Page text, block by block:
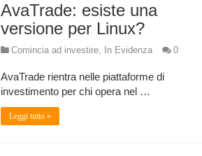
AvaTrade: esiste una
versione per Linux?
Comincia ad investire, In Evidenza 0
AvaTrade rientra nelle piattaforme di
investimento per chi opera nel …
Leggi tutto »